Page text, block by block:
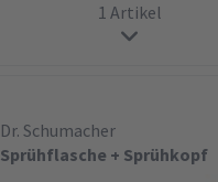
1 Artikel
Dr. Schumacher
Sprühflasche + Sprühkopf